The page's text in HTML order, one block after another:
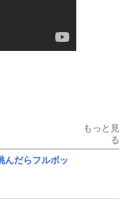
もっと見
る
んだらフルボッ